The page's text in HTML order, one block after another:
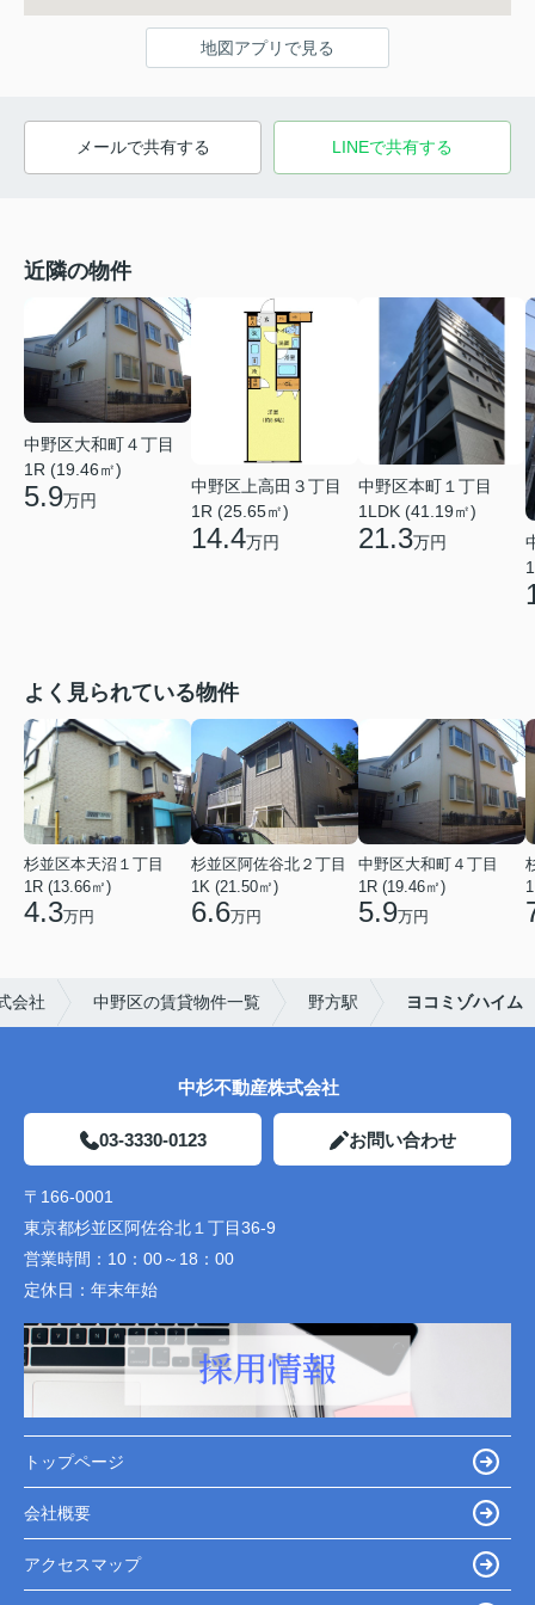
地図アプリで見る
メールで共有する LINEで共有する
近隣の物件
中野区大和町４丁目
1R (19.46㎡)
5.9万円
中野区上高田３丁目
1R (25.65㎡)
14.4万円
中野区本町１丁目
1LDK (41.19㎡)
21.3万円
よく見られている物件
杉並区本天沼１丁目
1R (13.66㎡)
4.3万円
杉並区阿佐谷北２丁目
1K (21.50㎡)
6.6万円
中野区大和町４丁目
1R (19.46㎡)
5.9万円
会社 中野区の賃貸物件一覧 野方駅 ヨコミゾハイム
中杉不動産株式会社
03-3330-0123 お問い合わせ
〒166-0001
東京都杉並区阿佐谷北１丁目36-9
営業時間： 10：00～18：00
定休日： 年末年始
トップページ
会社概要
アクセスマップ